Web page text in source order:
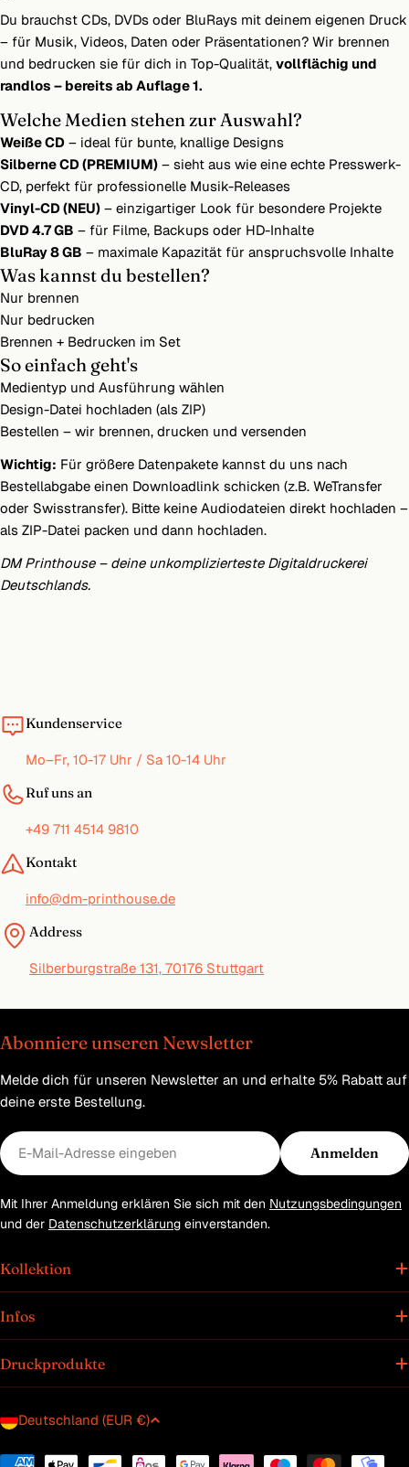
Du brauchst CDs, DVDs oder BluRays mit deinem eigenen Druck
– für Musik, Videos, Daten oder Präsentationen? Wir brennen
und bedrucken sie für dich in Top-Qualität, vollflächig und
randlos – bereits ab Auflage 1.
Welche Medien stehen zur Auswahl?
Weiße CD – ideal für bunte, knallige Designs
Silberne CD (PREMIUM) – sieht aus wie eine echte Presswerk-
CD, perfekt für professionelle Musik-Releases
Vinyl-CD (NEU) – einzigartiger Look für besondere Projekte
DVD 4.7 GB – für Filme, Backups oder HD-Inhalte
BluRay 8 GB – maximale Kapazität für anspruchsvolle Inhalte
Was kannst du bestellen?
Nur brennen
Nur bedrucken
Brennen + Bedrucken im Set
So einfach geht's
Medientyp und Ausführung wählen
Design-Datei hochladen (als ZIP)
Bestellen – wir brennen, drucken und versenden
Wichtig: Für größere Datenpakete kannst du uns nach
Bestellabgabe einen Downloadlink schicken (z.B. WeTransfer
oder Swisstransfer). Bitte keine Audiodateien direkt hochladen –
als ZIP-Datei packen und dann hochladen.
DM Printhouse – deine unkomplizierteste Digitaldruckerei
Deutschlands.
Kundenservice
Mo–Fr, 10-17 Uhr / Sa 10-14 Uhr
Ruf uns an
+49 711 4514 9810
Kontakt
info@dm-printhouse.de
Address
Silberburgstraße 131, 70176 Stuttgart
Abonniere unseren Newsletter
Melde dich für unseren Newsletter an und erhalte 5% Rabatt auf
deine erste Bestellung.
E-
Mail
Anmelden
Mit Ihrer Anmeldung erklären Sie sich mit den Nutzungsbedingungen
und der Datenschutzerklärung einverstanden.
Kollektion
Infos
Druckprodukte
L
Deutschland (EUR €)